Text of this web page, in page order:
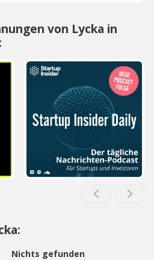
von Lycka in
Nichts gefunden